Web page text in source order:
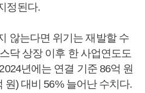
정된다.
않는다면 위기는 재발할 수
닥 상장 이후 한 사업연도도
년에는 연결 기준 86억 원
원) 대비 56% 늘어난 수치다.